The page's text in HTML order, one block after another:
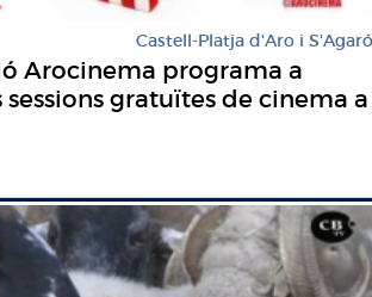
Castell-Platja d'Aro i S'Agaró
Arocinema programa a
sessions gratuïtes de cinema a